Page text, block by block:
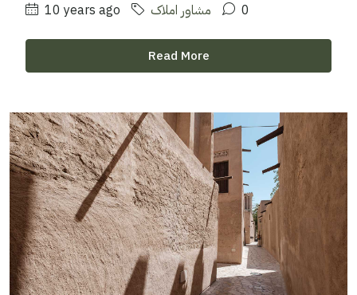
10 years ago مشاور املاک 0
Read More